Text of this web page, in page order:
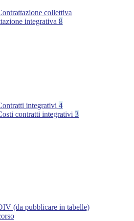
collettiva
integrativa 8
integrativi 4
contratti integrativi 3
(da pubblicare in tabelle)